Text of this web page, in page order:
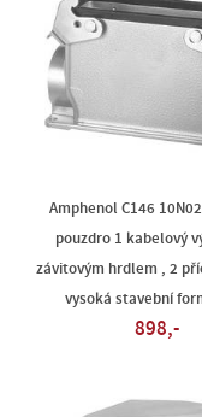
Amphenol C146
pouzdro 1 kabelový
závitovým hrdlem , 2
vysoká stavební
898,-